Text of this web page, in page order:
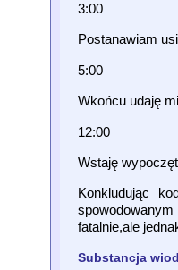
3:00
Postanawiam
5:00
Wkońcu udaję
12:00
Wstaję
Konkludując
fatalnie,ale
Substancja